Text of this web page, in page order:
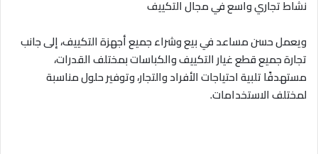
نشاط تجاري واسع في مجال التكييف
ويعمل حسن مساعد في بيع وشراء جميع أجهزة التكييف، إلى جانب
تجارة جميع قطع غيار التكييف والكباسات بمختلف القدرات،
مستهدفًا تلبية احتياجات الأفراد والتجار، وتوفير حلول مناسبة
لمختلف الاستخدامات.